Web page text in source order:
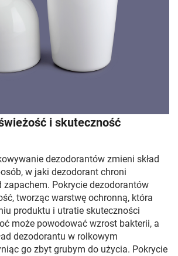
i skuteczność
dezodorantów zmieni skład
w jaki dezodorant chroni
zapachem. Pokrycie dezodorantów
tworząc warstwę ochronną, która
produktu i utratie skuteczności
może powodować wzrost bakterii, a
dezodorantu w rolkowym
go zbyt grubym do użycia. Pokrycie